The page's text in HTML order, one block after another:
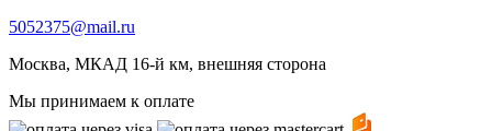
5052375@mail.ru
Москва, МКАД 16-й км, внешняя сторона
Мы принимаем к оплате